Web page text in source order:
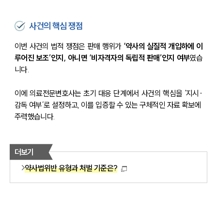
사건의 핵심 쟁점
이번 사건의 법적 쟁점은 판매 행위가 ‘약사의 실질적 개입하에 이
루어진 보조’인지, 아니면 ‘비자격자의 독립적 판매’인지 여부였습
니다.
이에 의료전문변호사는 초기 대응 단계에서 사건의 핵심을 ‘지시·
감독 여부’로 설정하고, 이를 입증할 수 있는 구체적인 자료 확보에
주력했습니다.
더보기
약사법위반 유형과 처벌 기준은?